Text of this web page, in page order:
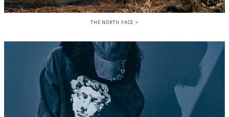
THE NORTH FACE